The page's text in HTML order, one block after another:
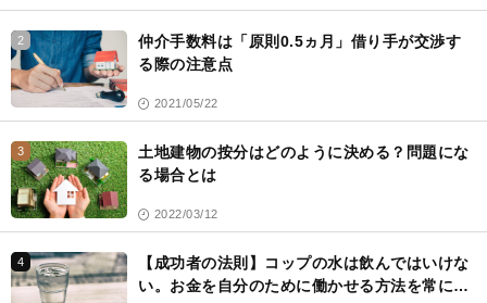
2
仲介手数料は「原則0.5ヵ月」借り手が交渉す
る際の注意点
2021/05/22
3
土地建物の按分はどのように決める？問題にな
る場合とは
2022/03/12
4
【成功者の法則】コップの水は飲んではいけな
い。お金を自分のために働かせる方法を常に考